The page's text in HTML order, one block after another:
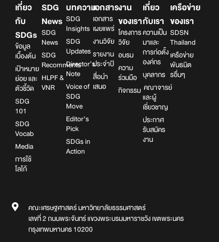
เกี่ยว
กับ
SDGs
ข้อมูล
เบื้องต้น
เป้าหมาย
ย่อย และ
ตัวชี้วัด
SDG
101
SDG
Vocab
Media
การใช้
โลโก้
SDG
News
SDG
News
SDG
Recomments
HLPF &
VNR
บทความ
SDG
Insights
SDG
Updates
Director’s
Note
Voice of
SDG
Move
Editor’s
Pick
SDGs in
Action
เอกสาร
เอกสาร
เผยแพร่
งานวิจัย
รายงาน
ประจำปี
สื่อนำ
เสนอ
งาน
ของเรา
โครงการ
วิจัย
อบรม
ความ
ร่วมมือ
กิจกรรม
เกี่ยว
กับเรา
ความเป็น
มาและ
การก่อตั้ง
องค์กร
บุคลากร
คณาจารย์
และผู้
เชี่ยวชาญ
ประกาศ
รับสมัคร
งาน
เครือข่าย
ของเรา
SDSN
Thailand
เครือข่าย
พันธมิต
รอื่นๆ
คณะเศรษฐศาสตร์ มหาวิทยาลัยธรรมศาสตร์
เลขที่ 2 ถนนพระจันทร์ แขวงพระบรมมหาราชวัง เขตพระนคร
กรุงเทพมหานคร 10200